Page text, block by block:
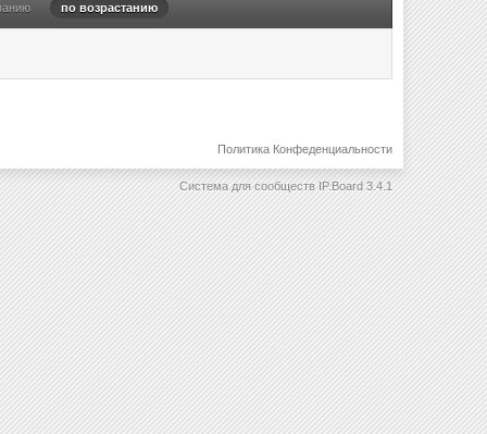
по возрастанию
Политика Конфеденциальности
Система для сообществ IP.Board 3.4.1